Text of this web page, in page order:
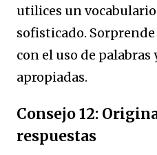
utilices un
sofisticado.
con el uso de palabras
apropiadas.
Consejo 12:
respuestas